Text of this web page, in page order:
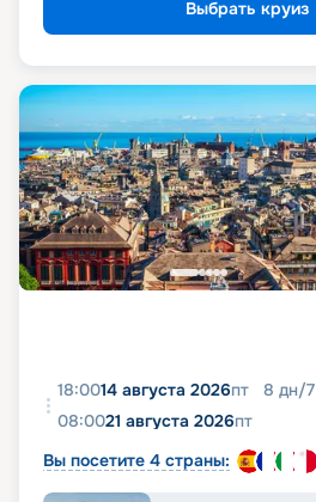
Выбрать круиз
18:0014 августа 2026пт 8 дн/7
08:0021 августа 2026пт
Вы посетите 4 страны: